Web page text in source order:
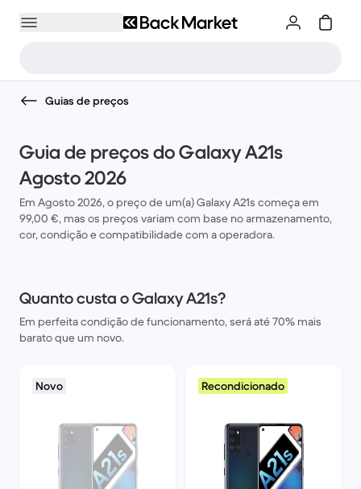
Guias de preços
Guia de preços do Galaxy A21s
Agosto 2026
Em Agosto 2026, o preço de um(a) Galaxy A21s começa em
99,00 €, mas os preços variam com base no armazenamento,
cor, condição e compatibilidade com a operadora.
Quanto custa o Galaxy A21s?
Em perfeita condição de funcionamento, será até 70% mais
barato que um novo.
Novo Recondicionado